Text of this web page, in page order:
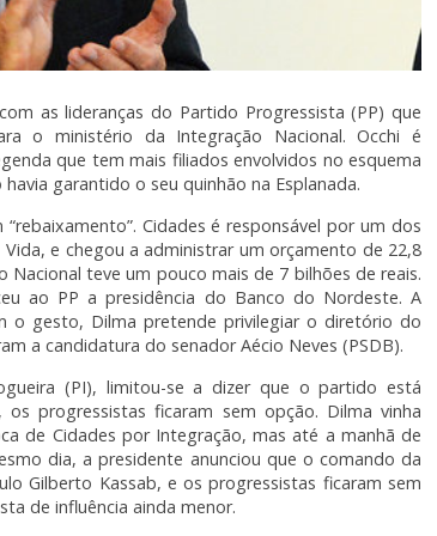
as lideranças do Partido Progressista (PP) que
o ministério da Integração Nacional. Occhi é
que tem mais filiados envolvidos no esquema
garantido o seu quinhão na Esplanada.
Cidades é responsável por um dos
e chegou a administrar um orçamento de 22,8
teve um pouco mais de 7 bilhões de reais.
ao PP a presidência do Banco do Nordeste. A
o gesto, Dilma pretende privilegiar o diretório do
a candidatura do senador Aécio Neves (PSDB).
(PI), limitou-se a dizer que o partido está
progressistas ficaram sem opção. Dilma vinha
de Cidades por Integração, mas até a manhã de
dia, a presidente anunciou que o comando da
Gilberto Kassab, e os progressistas ficaram sem
de influência ainda menor.